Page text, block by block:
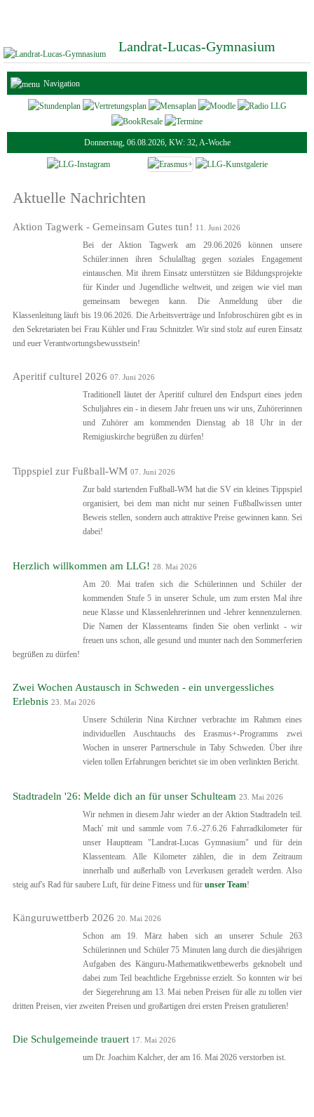
Landrat-Lucas-Gymnasium
Navigation
Donnerstag, 06.08.2026, KW: 32, A-Woche
Aktuelle Nachrichten
Aktion Tagwerk - Gemeinsam Gutes tun! 11. Juni 2026
Bei der Aktion Tagwerk am 29.06.2026 können unsere
Schüler:innen ihren Schulalltag gegen soziales Engagement
eintauschen. Mit ihrem Einsatz unterstützen sie Bildungsprojekte
für Kinder und Jugendliche weltweit, und zeigen wie viel man
gemeinsam bewegen kann. Die Anmeldung über die
Klassenleitung läuft bis 19.06.2026. Die Arbeitsverträge und Infobroschüren gibt es in
den Sekretariaten bei Frau Kühler und Frau Schnitzler. Wir sind stolz auf euren Einsatz
und euer Verantwortungsbewusstsein!
Aperitif culturel 2026 07. Juni 2026
Traditionell läutet der Aperitif culturel den Endspurt eines jeden
Schuljahres ein - in diesem Jahr freuen uns wir uns, Zuhörerinnen
und Zuhörer am kommenden Dienstag ab 18 Uhr in der
Remigiuskirche begrüßen zu dürfen!
Tippspiel zur Fußball-WM 07. Juni 2026
Zur bald startenden Fußball-WM hat die SV ein kleines Tippspiel
organisiert, bei dem man nicht nur seinen Fußballwissen unter
Beweis stellen, sondern auch attraktive Preise gewinnen kann. Sei
dabei!
Herzlich willkommen am LLG! 28. Mai 2026
Am 20. Mai trafen sich die Schülerinnen und Schüler der
kommenden Stufe 5 in unserer Schule, um zum ersten Mal ihre
neue Klasse und Klassenlehrerinnen und -lehrer kennenzulernen.
Die Namen der Klassenteams finden Sie oben verlinkt - wir
freuen uns schon, alle gesund und munter nach den Sommerferien
begrüßen zu dürfen!
Zwei Wochen Austausch in Schweden - ein unvergessliches
Erlebnis 23. Mai 2026
Unsere Schülerin Nina Kirchner verbrachte im Rahmen eines
individuellen Auschtauchs des Erasmus+-Programms zwei
Wochen in unserer Partnerschule in Taby Schweden. Über ihre
vielen tollen Erfahrungen berichtet sie im oben verlinkten Bericht.
Stadtradeln '26: Melde dich an für unser Schulteam 23. Mai 2026
Wir nehmen in diesem Jahr wieder an der Aktion Stadtradeln teil.
Mach' mit und sammle vom 7.6.-27.6.26 Fahrradkilometer für
unser Hauptteam "Landrat-Lucas Gymnasium" und für dein
Klassenteam. Alle Kilometer zählen, die in dem Zeitraum
innerhalb und außerhalb von Leverkusen geradelt werden. Also
steig auf's Rad für saubere Luft, für deine Fitness und für unser Team!
Känguruwettberb 2026 20. Mai 2026
Schon am 19. März haben sich an unserer Schule 263
Schülerinnen und Schüler 75 Minuten lang durch die diesjährigen
Aufgaben des Känguru-Mathematikwettbewerbs geknobelt und
dabei zum Teil beachtliche Ergebnisse erzielt. So konnten wir bei
der Siegerehrung am 13. Mai neben Preisen für alle zu tollen vier
dritten Preisen, vier zweiten Preisen und großartigen drei ersten Preisen gratulieren!
Die Schulgemeinde trauert 17. Mai 2026
um Dr. Joachim Kalcher, der am 16. Mai 2026 verstorben ist.